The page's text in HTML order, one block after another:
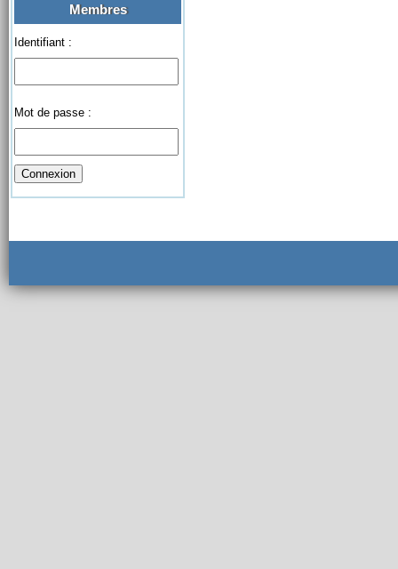
Membres
Identifiant :
Mot de passe :